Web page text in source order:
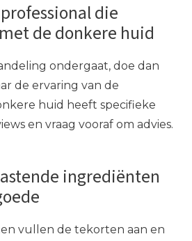
die
de donkere huid
ondergaat, doe dan
de ervaring van de
huid heeft specifieke
en vraag vooraf om advies.
ingrediënten
vullen de tekorten aan en